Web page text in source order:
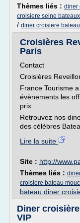
Thèmes liés : diner
croisiere seine
/ diner croisiere
Croisières
Paris
Contact
Croisières
France Tourisme
évènements les
prix.
Retrouvez nos
des célèbres
Lire la suite
Site : http://
Thèmes liés :
croisiere bateau
bateau diner
Diner
VIP